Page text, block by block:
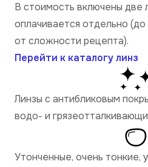
В стоимость включены две
оплачивается отдельно
от сложности рецепта).
Перейти к каталогу линз
Линзы с антибликовым
водо- и
Утонченные, очень тонкие,